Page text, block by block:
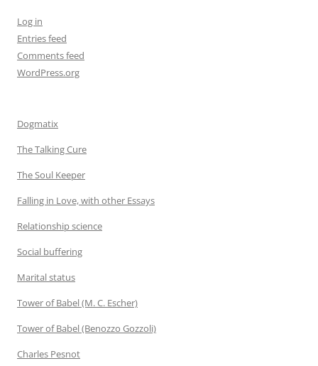
Log in
Entries feed
Comments feed
WordPress.org
Dogmatix
The Talking Cure
The Soul Keeper
Falling in Love, with other Essays
Relationship science
Social buffering
Marital status
Tower of Babel (M. C. Escher)
Tower of Babel (Benozzo Gozzoli)
Charles Pesnot